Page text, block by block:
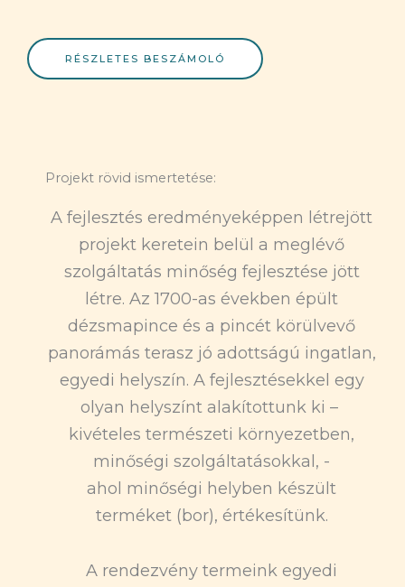
RÉSZLETES BESZÁMOLÓ
Projekt rövid ismertetése:
A fejlesztés eredményeképpen létrejött
projekt keretein belül a meglévő
szolgáltatás minőség fejlesztése jött
létre. Az 1700-as években épült
dézsmapince és a pincét körülvevő
panorámás terasz jó adottságú ingatlan,
egyedi helyszín. A fejlesztésekkel egy
olyan helyszínt alakítottunk ki –
kivételes természeti környezetben,
minőségi szolgáltatásokkal, -
ahol minőségi helyben készült
terméket (bor), értékesítünk.
A rendezvény termeink egyedi